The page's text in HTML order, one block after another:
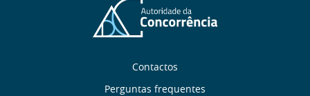
Contactos
Perguntas frequentes